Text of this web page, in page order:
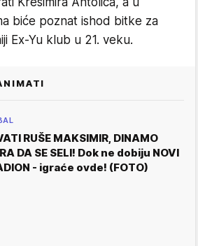
biće poznat ishod bitke za
Ex-Yu klub u 21. veku.
RUŠE MAKSIMIR, DINAMO
DA SE SELI! Dok ne dobiju NOVI
- igraće ovde! (FOTO)